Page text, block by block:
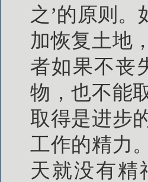
之’的原则
加恢复土地
者如果不丧
物，也不能
取得是进步
工作的精力
天就没有精